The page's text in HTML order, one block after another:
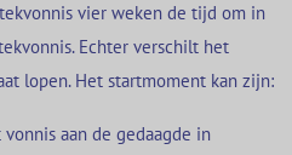
vier weken de tijd om in
Echter verschilt het
lopen. Het startmoment kan zijn:
aan de gedaagde in